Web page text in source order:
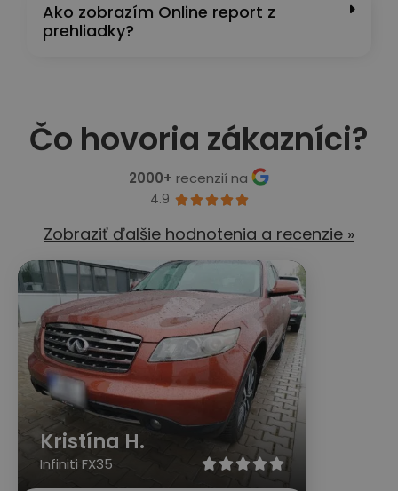
Ako zobrazím Online report z
prehliadky?
Čo hovoria zákazníci?
2000+ recenzií na
4.9 
Zobraziť ďalšie hodnotenia a recenzie »

Kristína H.
Infiniti FX35